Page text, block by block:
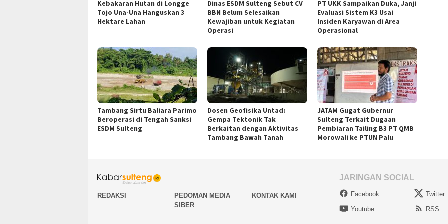
Kebakaran Hutan di Longge
Tojo Una-Una Hanguskan 3
Hektare Lahan
Dinas ESDM Sulteng Sebut CV
BBN Belum Selesaikan
Kewajiban untuk Kegiatan
Operasi
PT UKK Sampaikan Duka, Janji
Evaluasi Sistem K3 Usai
Insiden Karyawan di Area
Operasional
Tambang Sirtu Baliara Parimo
Beroperasi di Tengah Sanksi
ESDM Sulteng
Dosen Geofisika Untad:
Gempa Tektonik Tak
Berkaitan dengan Aktivitas
Tambang Bawah Tanah
JATAM Gugat Gubernur
Sulteng Terkait Dugaan
Pembiaran Tailing B3 PT QMB
Morowali ke PTUN Palu
REDAKSI
PEDOMAN MEDIA
SIBER
KONTAK KAMI
JARINGAN SOCIAL
Facebook Twitter
Youtube
RSS